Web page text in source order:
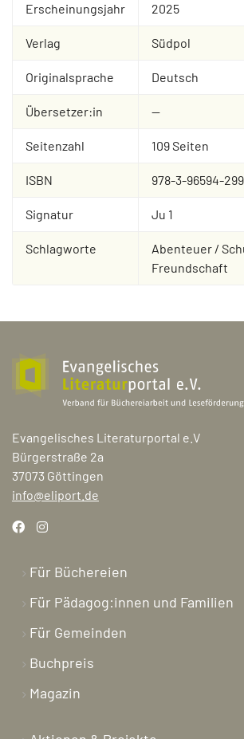
Erscheinungsjahr 2025
Verlag Südpol
Originalsprache Deutsch
Übersetzer:in --
Seitenzahl 109 Seiten
ISBN 978-3-96594-
Signatur Ju 1
Schlagworte
Abenteuer /
Freundschaft
Evangelisches Literaturportal e.V
Bürgerstraße 2a
37073 Göttingen
info@eliport.de
Für Büchereien
Für Pädagog:innen und Familien
Für Gemeinden
Buchpreis
Magazin